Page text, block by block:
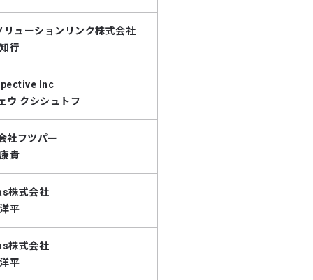
リューションリンク株式会社
行
Inc
ウ クシシュトフ
社フツパー
貴
株式会社
平
株式会社
平